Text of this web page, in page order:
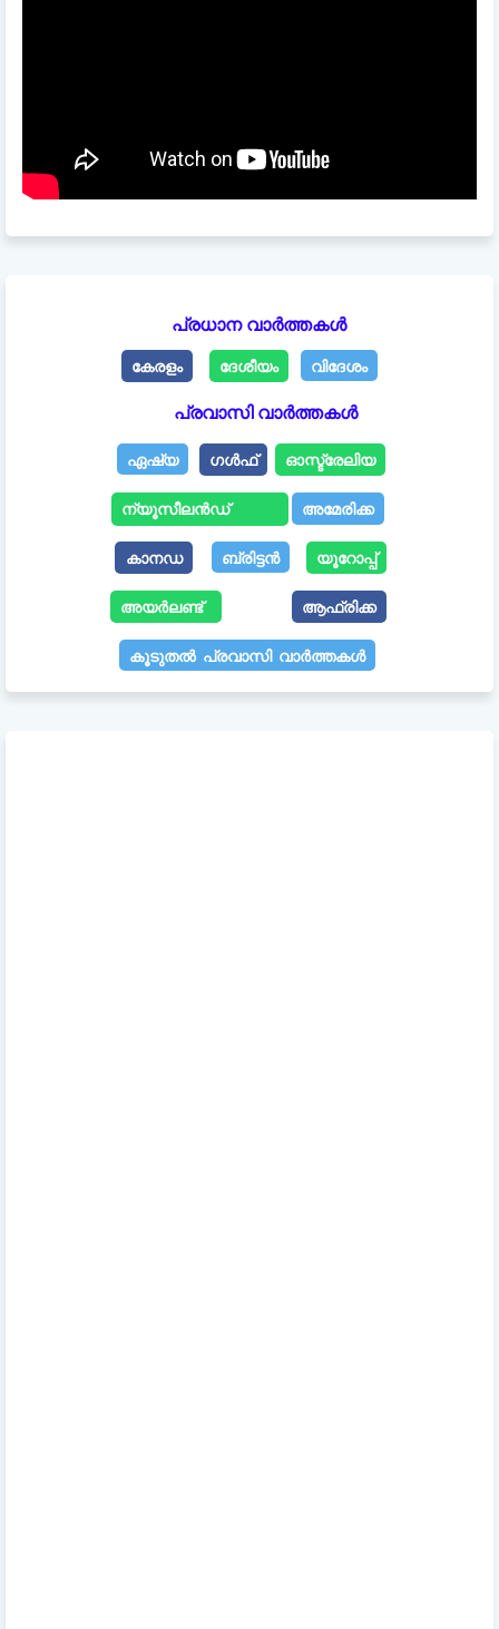
പ്രധാന വാർത്തകൾ
കേരളം ദേശീയം വിദേശം
പ്രവാസി വാർത്തകൾ
ഏഷ്യ ഗൾഫ് ഓസ്ട്രേലിയ
ന്യൂസീലൻഡ് അമേരിക്ക
കാനഡ ബ്രിട്ടൻ യൂറോപ്പ്
അയർലണ്ട് ആഫ്രിക്ക
കൂടുതൽ പ്രവാസി വാർത്തകൾ